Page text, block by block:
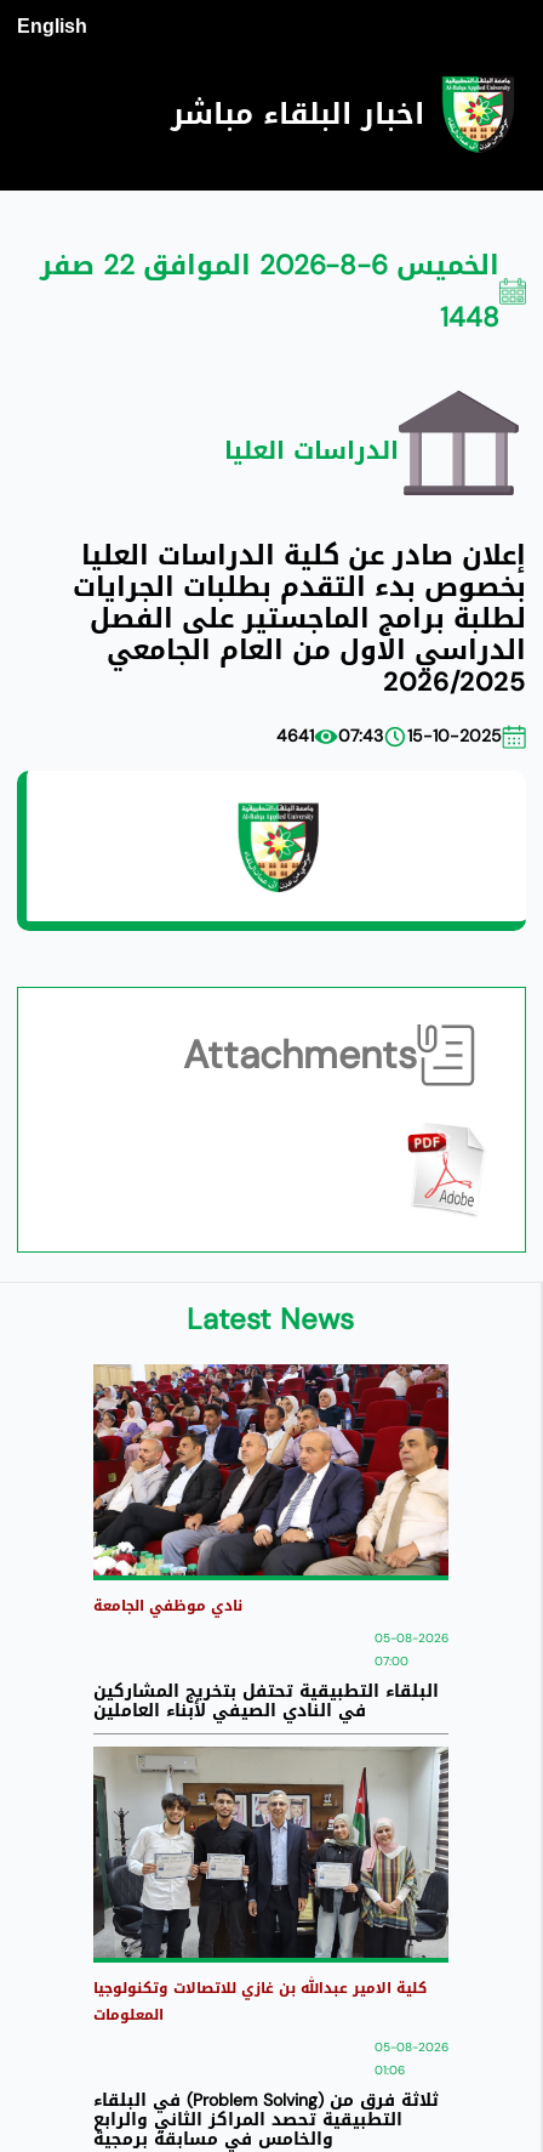
English
اخبار البلقاء مباشر
الخميس 6-8-2026 الموافق 22 صفر
1448
الدراسات العليا
إعلان صادر عن كلية الدراسات العليا
بخصوص بدء التقدم بطلبات الجرايات
لطلبة برامج الماجستير على الفصل
الدراسي الاول من العام الجامعي
2026/2025
15-10-2025
07:43
4641
Attachments
Latest News
نادي موظفي الجامعة
05-08-2026
07:00
البلقاء التطبيقية تحتفل بتخريج المشاركين
في النادي الصيفي لأبناء العاملين
كلية الامير عبدالله بن غازي للاتصالات وتكنولوجيا
المعلومات
05-08-2026
01:06
ثلاثة فرق من (Problem Solving) في البلقاء
التطبيقية تحصد المراكز الثاني والرابع
والخامس في مسابقة برمجية